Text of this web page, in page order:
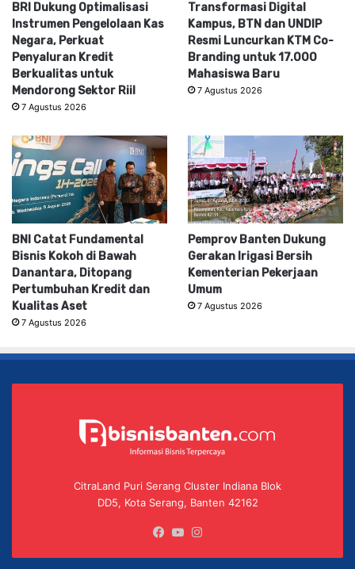
BRI Dukung Optimalisasi
Instrumen Pengelolaan Kas
Negara, Perkuat
Penyaluran Kredit
Berkualitas untuk
Mendorong Sektor Riil
7 Agustus 2026
Transformasi Digital
Kampus, BTN dan UNDIP
Resmi Luncurkan KTM Co-
Branding untuk 17.000
Mahasiswa Baru
7 Agustus 2026
BNI Catat Fundamental
Bisnis Kokoh di Bawah
Danantara, Ditopang
Pertumbuhan Kredit dan
Kualitas Aset
7 Agustus 2026
Pemprov Banten Dukung
Gerakan Irigasi Bersih
Kementerian Pekerjaan
Umum
7 Agustus 2026
CitraLand Puri Serang Cluster Indiana Blok
DD5, Kota Serang, Banten 42162
Facebook
YouTube